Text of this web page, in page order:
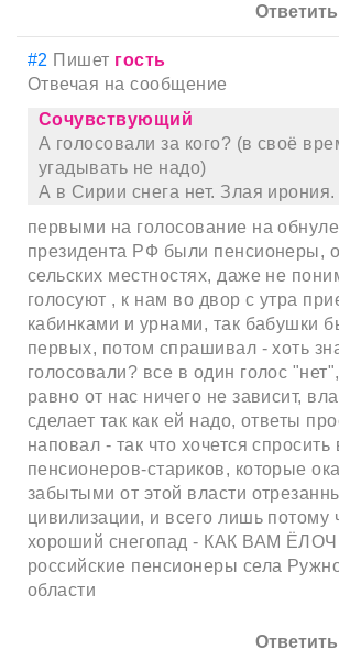
Ответить
#2 Пишет гость
Отвечая на сообщение
Сочувствующий
А голосовали за кого? (в своё
угадывать не надо)
А в Сирии снега нет. Злая ирония.
первыми на голосование на
президента РФ были пенсионеры,
сельских местностях, даже не
голосуют , к нам во двор с утра
кабинками и урнами, так бабушки
первых, потом спрашивал - хоть
голосовали? все в один голос
равно от нас ничего не зависит,
сделает так как ей надо, ответы
наповал - так что хочется спросить
пенсионеров-стариков, которые
забытыми от этой власти
цивилизации, и всего лишь потому
хороший снегопад - КАК ВАМ
российские пенсионеры села
области
Ответить